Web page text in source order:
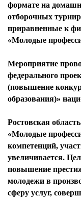
формате на
отборочных
приравненные к
«Молодые
Мероприятие
федерального
(повышение
образования)»
Ростовская
«Молодые
компетенций,
увеличивается.
повышение
молодежи в
сферу услуг,